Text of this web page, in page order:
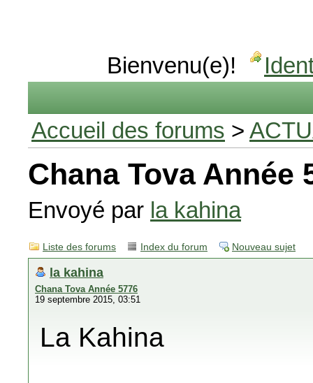
Bienvenu(e)!
Accueil des forums >
Chana Tova Année
Envoyé par la kahina
Liste des forums Index du forum Nouveau sujet
la kahina
Chana Tova Année 5776
19 septembre 2015, 03:51
La Kahina